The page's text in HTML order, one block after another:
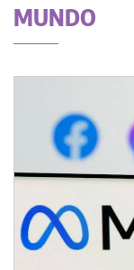
MUNDO